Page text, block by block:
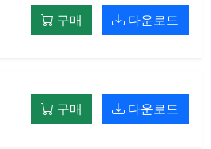
구매 다운로드
구매 다운로드